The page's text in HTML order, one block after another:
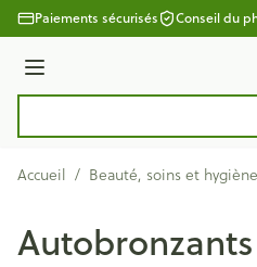
Aller au contenu
Paiements sécurisés Conseil du
Menu
Accueil / Beauté, soins et hygiène
Autobronzants